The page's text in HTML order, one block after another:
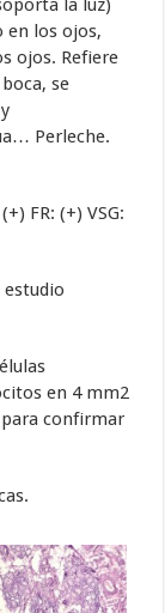
la luz)
en los ojos,
ojos. Refiere
se
Perleche.
FR: (+) VSG:
en 4 mm2
confirmar